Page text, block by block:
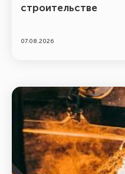
строительстве
07.08.2026